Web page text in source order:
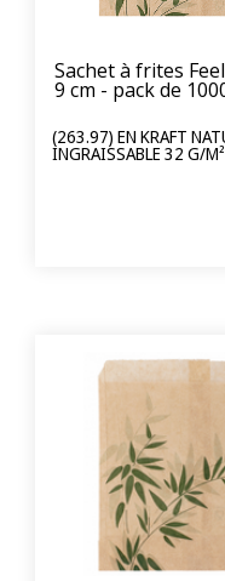
Sachet à frites
9 cm - pack de
(263.97) EN KRAFT
INGRAISSABLE 32 G/M²